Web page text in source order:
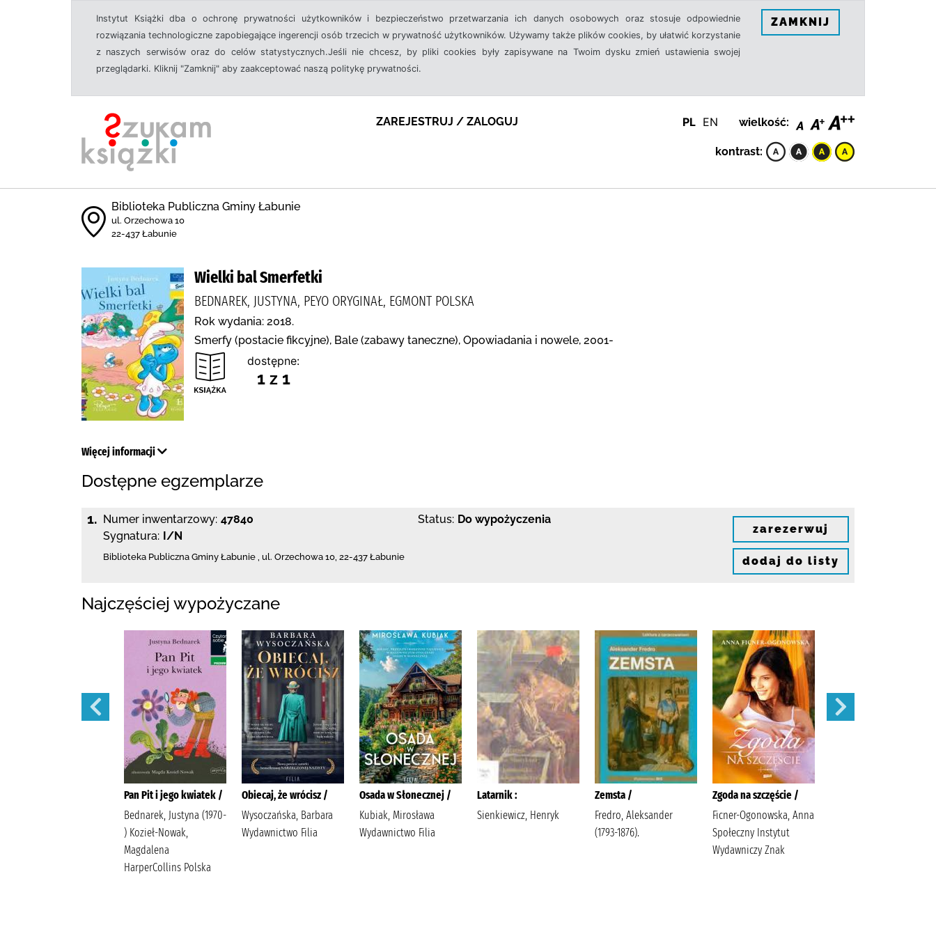
Instytut Książki dba o ochronę prywatności użytkowników i bezpieczeństwo przetwarzania ich danych osobowych oraz stosuje odpowiednie
rozwiązania technologiczne zapobiegające ingerencji osób trzecich w prywatność użytkowników. Używamy także plików cookies, by ułatwić korzystanie
z naszych serwisów oraz do celów statystycznych.Jeśli nie chcesz, by pliki cookies były zapisywane na Twoim dysku zmień ustawienia swojej
przeglądarki. Kliknij "Zamknij" aby zaakceptować naszą politykę prywatności.
ZAMKNIJ
ZAREJESTRUJ / ZALOGUJ PL EN wielkość:
kontrast:
Biblioteka Publiczna Gminy Łabunie
ul. Orzechowa 10
22-437 Łabunie
Wielki bal Smerfetki
BEDNAREK, JUSTYNA, PEYO ORYGINAŁ, EGMONT POLSKA
Rok wydania: 2018.
Smerfy (postacie fikcyjne), Bale (zabawy taneczne), Opowiadania i nowele, 2001-
dostępne:
1 z 1
Więcej informacji
Dostępne egzemplarze
1. Numer inwentarzowy: 47840
Sygnatura: I/N
Status: Do wypożyczenia
Biblioteka Publiczna Gminy Łabunie , ul. Orzechowa 10, 22-437 Łabunie
zarezerwuj
dodaj do listy
Najczęściej wypożyczane
Pan Pit i jego kwiatek /
Bednarek, Justyna (1970-
) Kozieł-Nowak,
Magdalena
HarperCollins Polska
Obiecaj, że wrócisz /
Wysoczańska, Barbara
Wydawnictwo Filia
Osada w Słonecznej /
Kubiak, Mirosława
Wydawnictwo Filia
Latarnik :
Sienkiewicz, Henryk
Zemsta /
Fredro, Aleksander
(1793-1876).
Zgoda na szczęście /
Ficner-Ogonowska, Anna
Społeczny Instytut
Wydawniczy Znak